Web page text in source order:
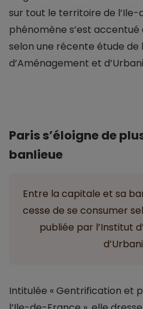
sur tout le territoire de l’Ile-
phénomène s’est accentué
selon une récente étude de
d’Aménagement et
Paris s’éloigne de
banlieue
Entre la capitale et sa
cesse de se consumer
publiée par l’Institut
Intitulée « Gentrification et